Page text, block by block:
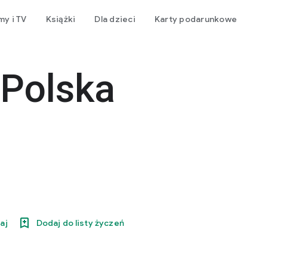
i TV Książki Dla dzieci Karty podarunkowe
Dodaj do listy życzeń